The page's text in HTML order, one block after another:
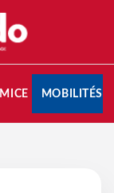
MICE MOBILITÉS